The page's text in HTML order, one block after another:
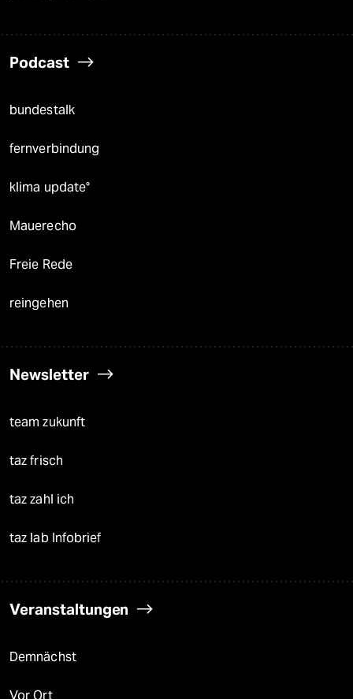
Podcast
bundestalk
fernverbindung
klima update°
Mauerecho
Freie Rede
reingehen
Newsletter
team zukunft
taz frisch
taz zahl ich
taz lab Infobrief
Veranstaltungen
Demnächst
Vor Ort